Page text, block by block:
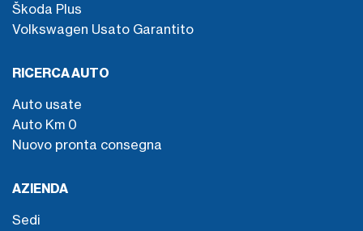
Škoda Plus
Volkswagen Usato Garantito
RICERCA AUTO
Auto usate
Auto Km 0
Nuovo pronta consegna
AZIENDA
Sedi